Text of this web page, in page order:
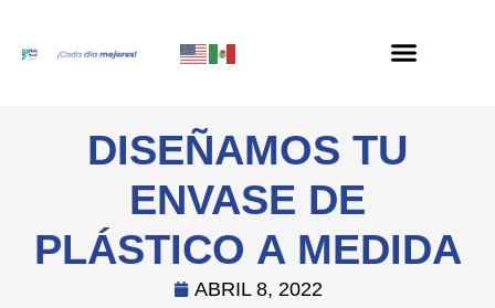
DISEÑAMOS TU
ENVASE DE
PLÁSTICO A MEDIDA
ABRIL 8, 2022